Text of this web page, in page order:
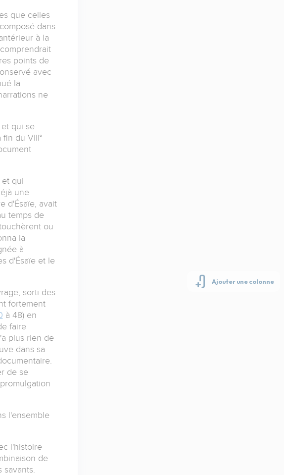
que celles
dans
à la
points de
avec
la
ne
qui se
du VIII°
et qui
une
d'Ésaïe, avait
temps de
ou
la
à
d'Ésaïe et le
sorti des
fortement
à 48) en
faire
plus rien de
dans sa
de se
l'ensemble
l'histoire
de